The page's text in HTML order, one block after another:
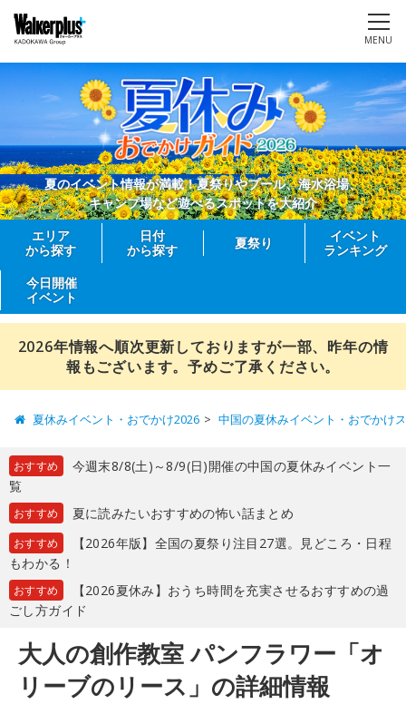
MENU
夏のイベント情報が満載！夏祭りやプール、海水浴場、
キャンプ場など遊べるスポットを大紹介
エリア
から探す
日付
から探す
夏祭り
イベント
ランキング
今日開催
イベント
2026年情報へ順次更新しておりますが一部、昨年の情
報もございます。予めご了承ください。
夏休みイベント・おでかけ2026 中国の夏休みイベント・おでかけ
おすすめ
今週末8/8(土)～8/9(日)開催の中国の夏休みイベント一
覧
おすすめ 夏に読みたいおすすめの怖い話まとめ
おすすめ
【2026年版】全国の夏祭り注目27選。見どころ・日程
もわかる！
おすすめ
【2026夏休み】おうち時間を充実させるおすすめの過
ごし方ガイド
大人の創作教室 パンフラワー「オ
リーブのリース」の詳細情報